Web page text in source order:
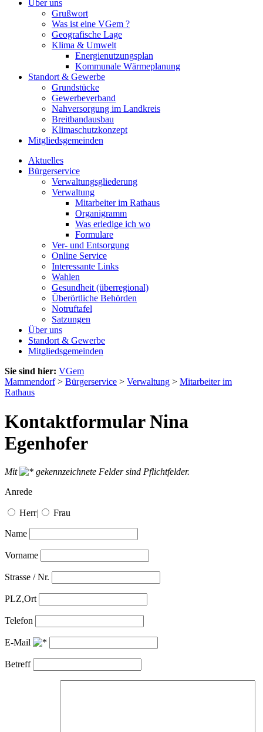
Über uns
Grußwort
Was ist eine VGem ?
Geografische Lage
Klima & Umwelt
Energienutzungsplan
Kommunale Wärmeplanung
Standort & Gewerbe
Grundstücke
Gewerbeverband
Nahversorgung im Landkreis
Breitbandausbau
Klimaschutzkonzept
Mitgliedsgemeinden
Aktuelles
Bürgerservice
Verwaltungsgliederung
Verwaltung
Mitarbeiter im Rathaus
Organigramm
Was erledige ich wo
Formulare
Ver- und Entsorgung
Online Service
Interessante Links
Wahlen
Gesundheit (überregional)
Überörtliche Behörden
Notruftafel
Satzungen
Über uns
Standort & Gewerbe
Mitgliedsgemeinden
Sie sind hier: VGem
Mammendorf> Bürgerservice > Verwaltung > Mitarbeiter im
Rathaus
Kontaktformular Nina
Egenhofer
Mit
gekennzeichnete Felder sind Pflichtfelder.
Anrede
Herr| Frau
Name
Vorname
Strasse / Nr.
PLZ,Ort
Telefon
E-Mail
Betreff